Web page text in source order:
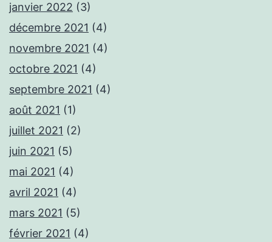
janvier 2022 (3)
décembre 2021 (4)
novembre 2021 (4)
octobre 2021 (4)
septembre 2021 (4)
août 2021 (1)
juillet 2021 (2)
juin 2021 (5)
mai 2021 (4)
avril 2021 (4)
mars 2021 (5)
février 2021 (4)